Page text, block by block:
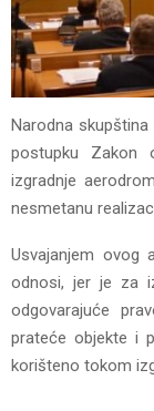
Narodna
postupku Zakon
izgradnje
nesmetanu
Usvajanjem ovog
odnosi, jer je za
odgovarajuće
prateće objekte i
korišteno tokom